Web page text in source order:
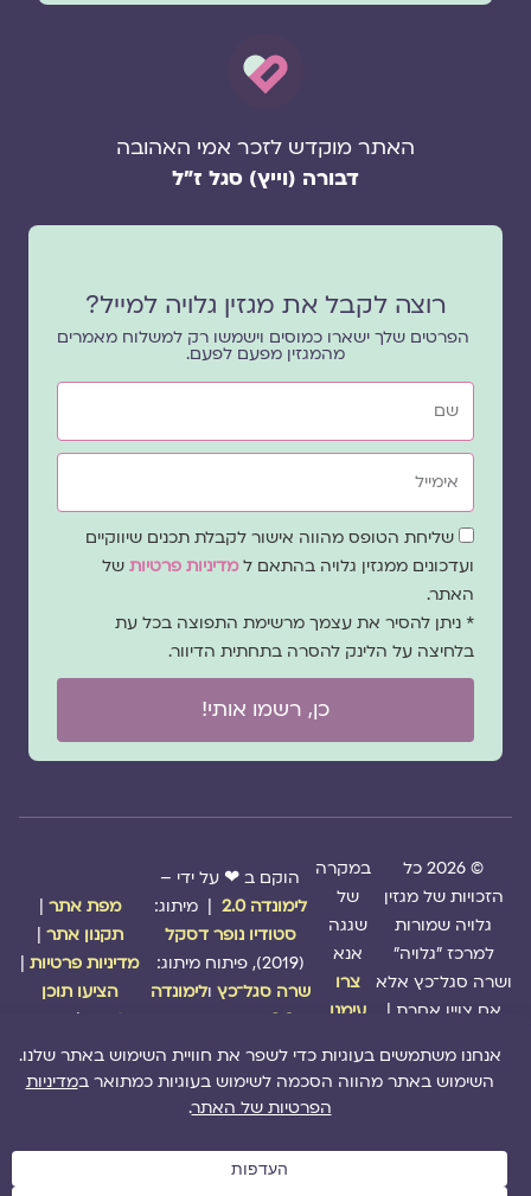
האתר מוקדש לזכר אמי האהובה
דבורה (וייץ) סגל ז"ל
רוצה לקבל את מגזין גלויה למייל?
הפרטים שלך ישארו כמוסים וישמשו רק למשלוח מאמרים
מהמגזין מפעם לפעם.
שם
אימייל
שדהשליחת הטופס מהווה אישור לקבלת תכנים שיווקיים
ועדכונים ממגזין גלויה בהתאם ל מדיניות פרטיותשל
האתר.
* ניתן להסיר את עצמך מרשימת התפוצה בכל עת
בלחיצה על הלינק להסרה בתחתית הדיוור.
כן, רשמו אותי!
© 2026 כל
הזכויות של מגזין
גלויה שמורות
למרכז "גלויה"
ושרה סגל־כץ אלא
אם צויין אחרת |
במקרה
של
שגגה
אנא
צרו
עימנו
הוקם ב ❤ על ידי –
לימונדה 2.0
| מיתוג:
סטודיו נופר דסקל
שרה סגל־כץולימונדה
2.0
(2020-2026)
מפת אתר|
תקנון אתר|
מדיניות פרטיות|
הציעו תוכן
לאתר
משבו
אותנו|תמכו בנו